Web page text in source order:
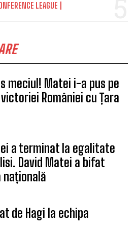
LEAGUE
meciul! Matei i-a pus pe
României cu Țara
a terminat la egalitate
David Matei a bifat
de Hagi la echipa